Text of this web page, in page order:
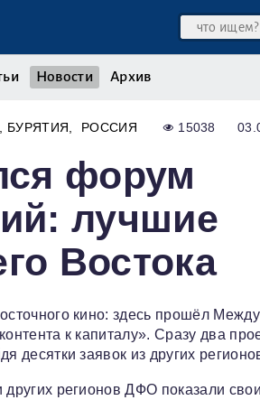
Новости Архив
БУРЯТИЯ РОССИЯ 15038
форум
лучшие
Востока
кино: здесь прошёл
к капиталу». Сразу два
десятки заявок из других
регионов ДФО показали